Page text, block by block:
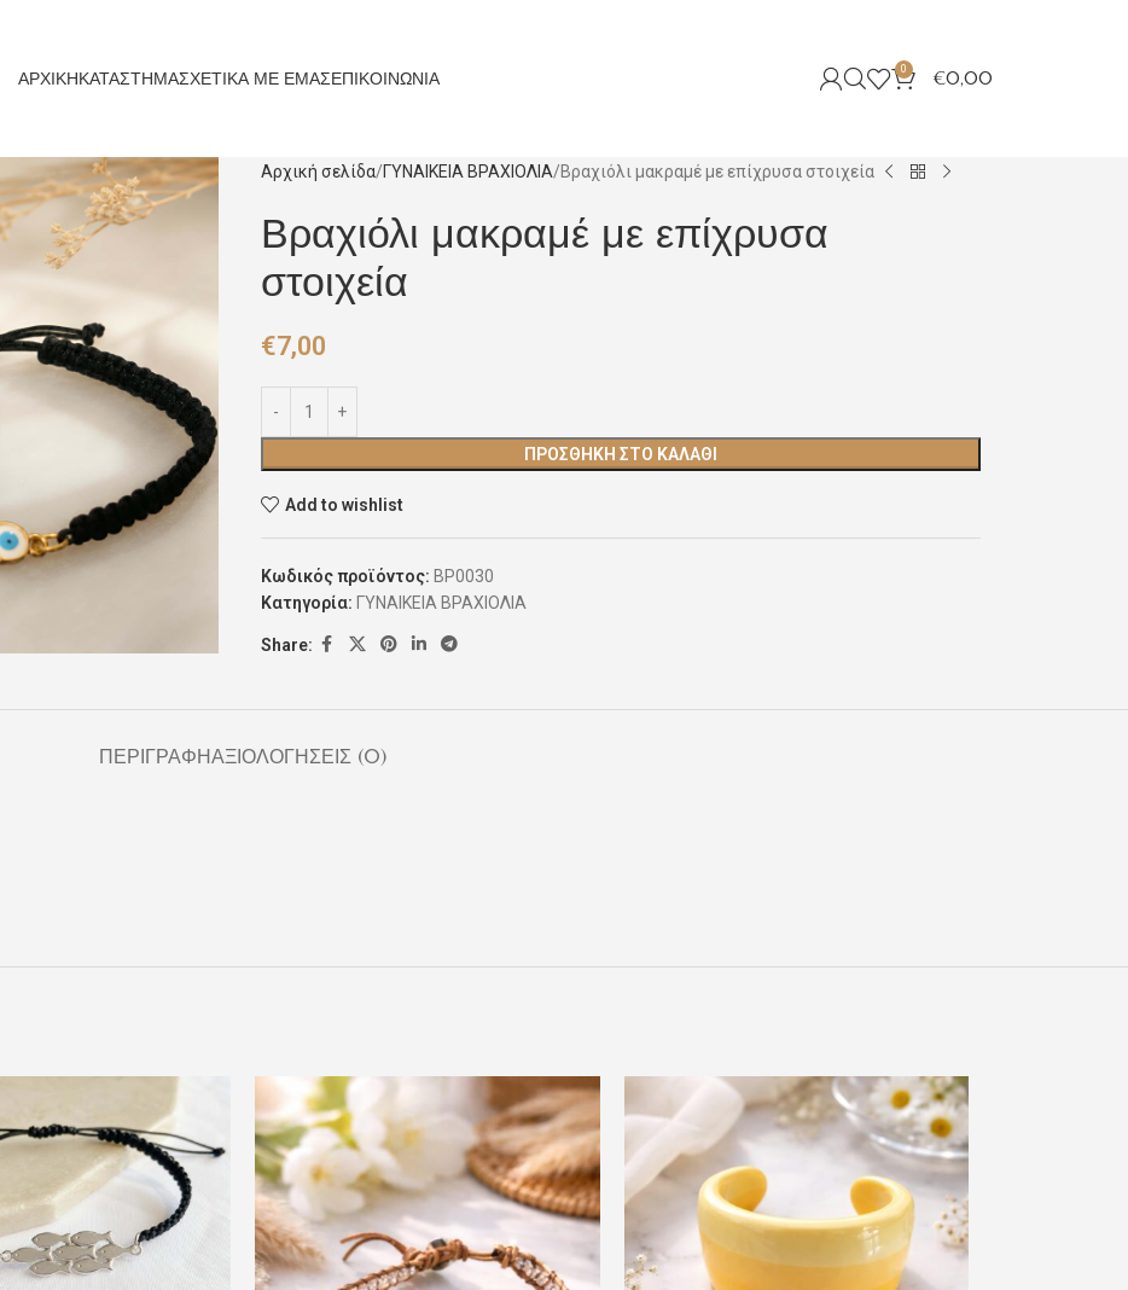
ΑΡΧΙΚΗΚΑΤΑΣΤΗΜΑΣΧΕΤΙΚΑ ΜΕ ΕΜΑΣΕΠΙΚΟΙΝΩΝΙΑ 0 €0,00
Αρχική σελίδα ΓΥΝΑΙΚΕΙΑ ΒΡΑΧΙΟΛΙΑ Βραχιόλι μακραμέ με επίχρυσα στοιχεία
Βραχιόλι μακραμέ με επίχρυσα
στοιχεία
€7,00
ΠΡΟΣΘΉΚΗ ΣΤΟ ΚΑΛΆΘΙ
Add to wishlist
Κωδικός προϊόντος: ΒΡ0030
Κατηγορία: ΓΥΝΑΙΚΕΙΑ ΒΡΑΧΙΟΛΙΑ
Share:
ΠΕΡΙΓΡΑΦΉΑΞΙΟΛΟΓΉΣΕΙΣ (0)